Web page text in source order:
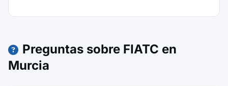
Preguntas sobre FIATC en
Murcia